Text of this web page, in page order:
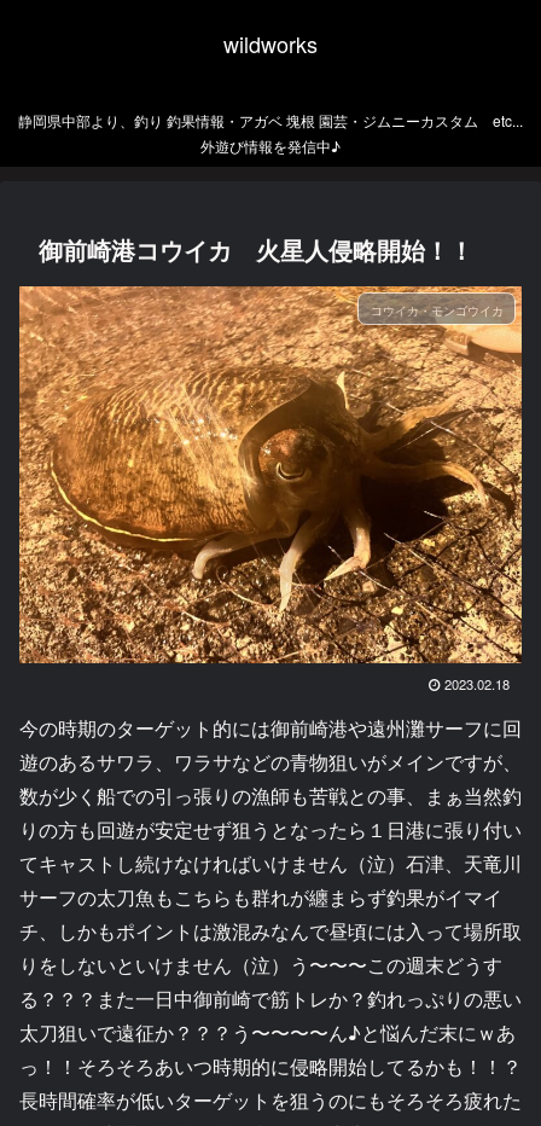
wildworks
静岡県中部より、釣り 釣果情報・アガベ 塊根 園芸・ジムニーカスタム etc...
外遊び情報を発信中♪
御前崎港コウイカ 火星人侵略開始！！
コウイカ・モンゴウイカ
2023.02.18
今の時期のターゲット的には御前崎港や遠州灘サーフに回
遊のあるサワラ、ワラサなどの青物狙いがメインですが、
数が少く船での引っ張りの漁師も苦戦との事、まぁ当然釣
りの方も回遊が安定せず狙うとなったら１日港に張り付い
てキャストし続けなければいけません（泣）石津、天竜川
サーフの太刀魚もこちらも群れが纏まらず釣果がイマイ
チ、しかもポイントは激混みなんで昼頃には入って場所取
りをしないといけません（泣）う〜〜〜この週末どうす
る？？？また一日中御前崎で筋トレか？釣れっぷりの悪い
太刀狙いで遠征か？？？う〜〜〜〜ん♪と悩んだ末にｗあ
っ！！そろそろあいつ時期的に侵略開始してるかも！！？
長時間確率が低いターゲットを狙うのにもそろそろ疲れた